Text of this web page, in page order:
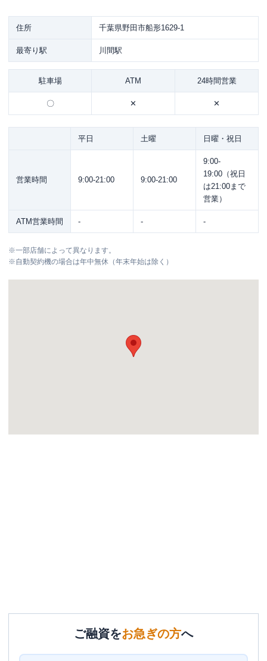
住所 千葉県野田市船形1629-1
最寄り駅 川間駅
駐車場 ATM 24時間営業
〇 ✕ ✕
平日 土曜 日曜・祝日
営業時間 9:00-21:00 9:00-21:00
9:00-
19:00（祝日
は21:00まで
営業）
ATM営業時間 - - -
※一部店舗によって異なります。
※自動契約機の場合は年中無休（年末年始は除く）
ご融資をお急ぎの方へ